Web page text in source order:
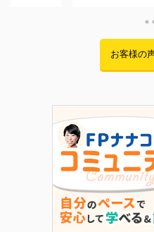
も家計について
ものの、ご家庭
な見直しには至
れから約10年。
準備を始めたい
ムにご参加くだ
お客様の